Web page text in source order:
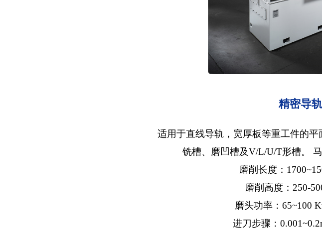
精密导
适用于直线导轨，宽厚板等重工件的平
铣槽、磨凹槽及V/L/U/T形槽。
磨削长度：
磨削高度：250-
磨头功率：65~100
进刀步骤：